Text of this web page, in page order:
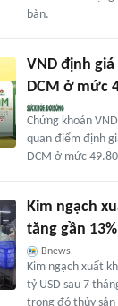
bàn.
VND định
DCM ở mức
Chứng khoán
quan điểm định
DCM ở mức
Kim ngạch
tăng gần 13%
Bnews
Kim ngạch xuất
tỷ USD sau 7
trong đó thủy